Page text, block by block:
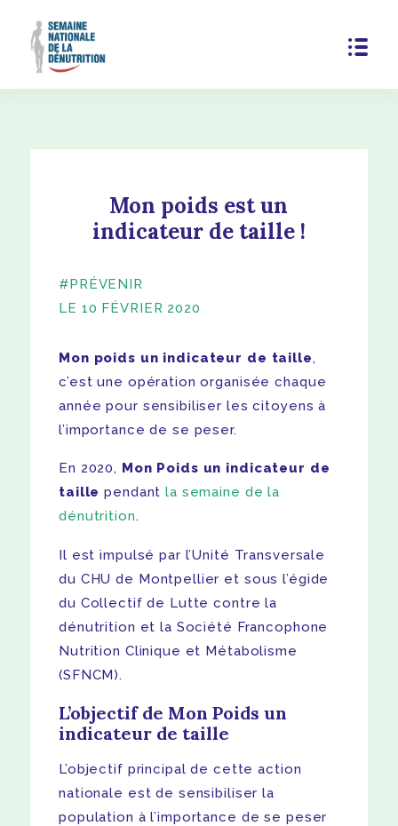
Mon poids est un
indicateur de taille !
#PRÉVENIR
LE 10 FÉVRIER 2020
Mon poids un indicateur de taille,
c’est une opération organisée chaque
année pour sensibiliser les citoyens à
l’importance de se peser.
En 2020, Mon Poids un indicateur de
taille pendantla semaine de la
dénutrition.
Il est impulsé par l’Unité Transversale
du CHU de Montpellier et sous l’égide
du Collectif de Lutte contre la
dénutrition et la Société Francophone
Nutrition Clinique et Métabolisme
(SFNCM).
L’objectif de Mon Poids un
indicateur de taille
L’objectif principal de cette action
nationale est de sensibiliser la
population à l’importance de se peser